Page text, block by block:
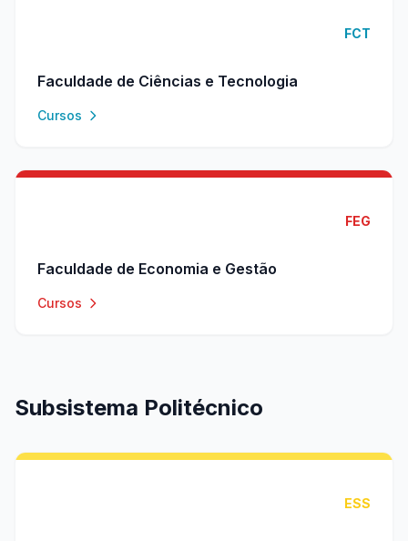
FCT
Faculdade de Ciências e Tecnologia
Cursos
FEG
Faculdade de Economia e Gestão
Cursos
Subsistema Politécnico
ESS